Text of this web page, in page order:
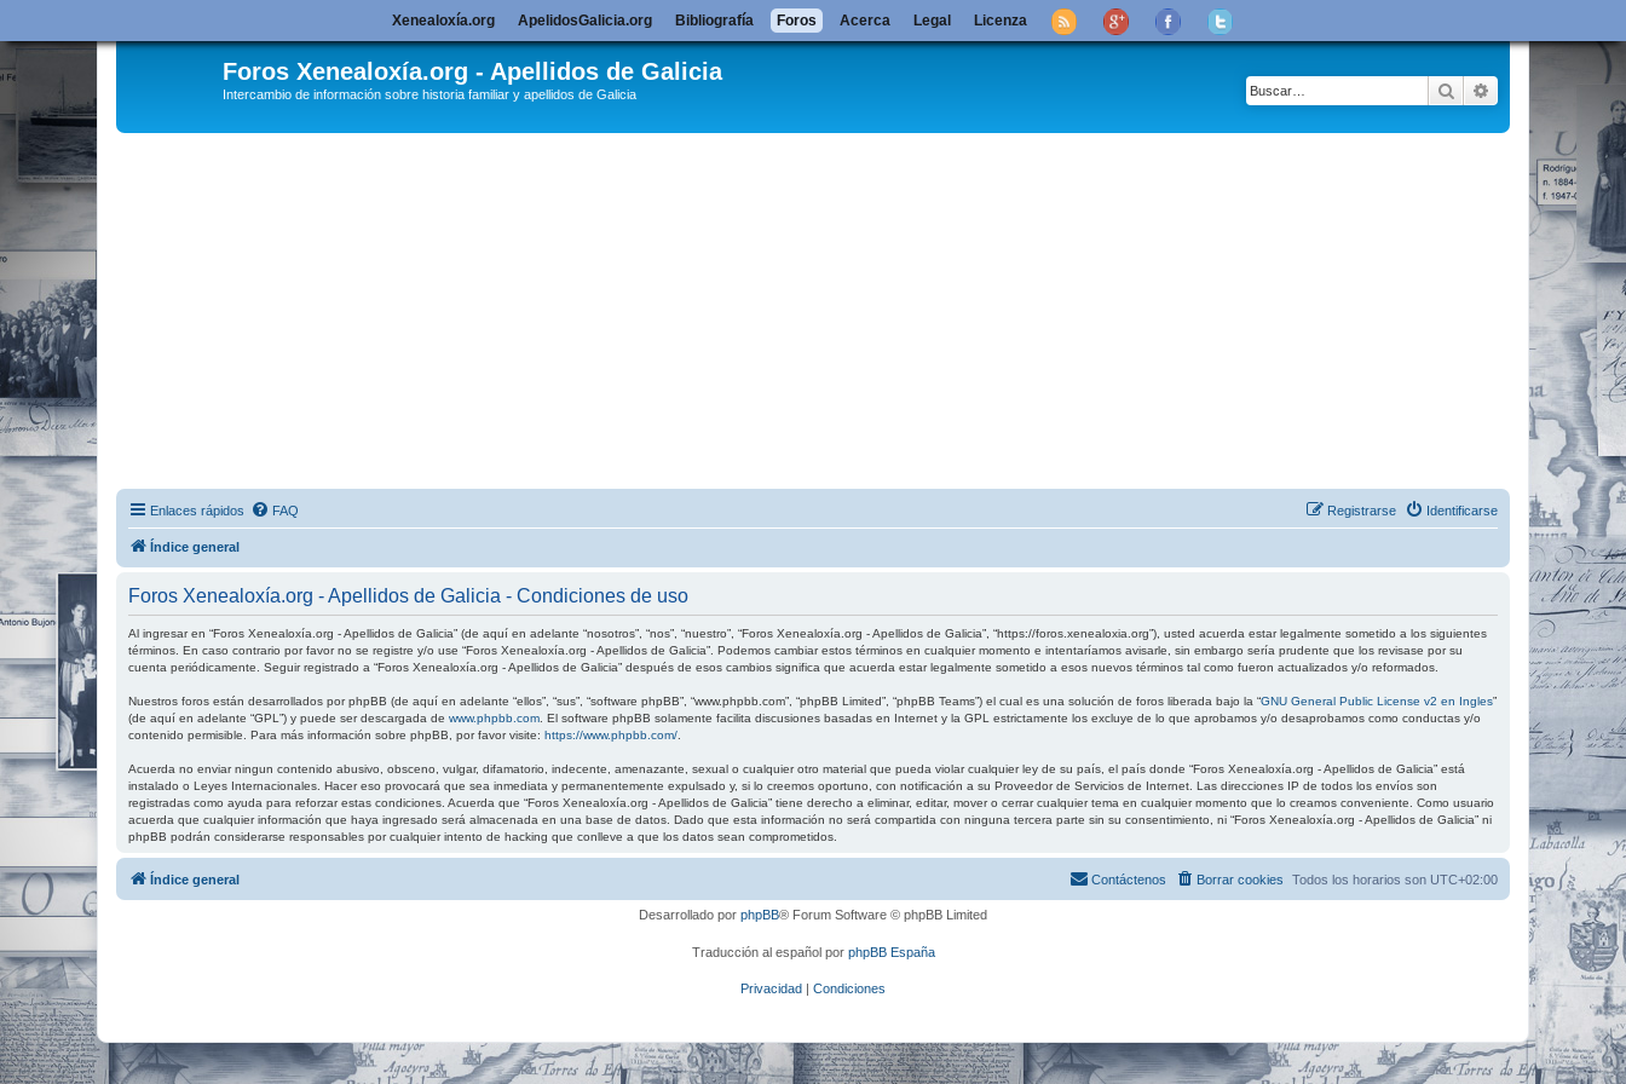
Foros Xenealoxía.org - Apellidos de Galicia
Intercambio de información sobre historia familiar y apellidos de Galicia Buscar Búsqueda
Enlaces rápidos FAQ Identificarse
Registrarse
Índice general
Foros Xenealoxía.org - Apellidos de Galicia - Condiciones de uso
Al ingresar en “Foros Xenealoxía.org - Apellidos de Galicia” (de aquí en adelante “nosotros”, “nos”, “nuestro”, “Foros Xenealoxía.org - Apellidos de Galicia”, “https://foros.xenealoxia.org”), usted acuerda estar legalmente sometido a los siguientes
términos. En caso contrario por favor no se registre y/o use “Foros Xenealoxía.org - Apellidos de Galicia”. Podemos cambiar estos términos en cualquier momento e intentaríamos avisarle, sin embargo sería prudente que los revisase por su
cuenta periódicamente. Seguir registrado a “Foros Xenealoxía.org - Apellidos de Galicia” después de esos cambios significa que acuerda estar legalmente sometido a esos nuevos términos tal como fueron actualizados y/o reformados.
Nuestros foros están desarrollados por phpBB (de aquí en adelante “ellos”, “sus”, “software phpBB”, “www.phpbb.com”, “phpBB Limited”, “phpBB Teams”) el cual es una solución de foros liberada bajo la “GNU General Public License v2 en Ingles”
(de aquí en adelante “GPL”) y puede ser descargada de www.phpbb.com . El software phpBB solamente facilita discusiones basadas en Internet y la GPL estrictamente los excluye de lo que aprobamos y/o desaprobamos como conductas y/o
contenido permisible. Para más información sobre phpBB, por favor visite: https://www.phpbb.com/
Acuerda no enviar ningun contenido abusivo, obsceno, vulgar, difamatorio, indecente, amenazante, sexual o cualquier otro material que pueda violar cualquier ley de su país, el país donde “Foros Xenealoxía.org - Apellidos de Galicia” está
instalado o Leyes Internacionales. Hacer eso provocará que sea inmediata y permanentemente expulsado y, si lo creemos oportuno, con notificación a su Proveedor de Servicios de Internet. Las direcciones IP de todos los envíos son
registradas como ayuda para reforzar estas condiciones. Acuerda que “Foros Xenealoxía.org - Apellidos de Galicia” tiene derecho a eliminar, editar, mover o cerrar cualquier tema en cualquier momento que lo creamos conveniente. Como usuario
acuerda que cualquier información que haya ingresado será almacenada en una base de datos. Dado que esta información no será compartida con ninguna tercera parte sin su consentimiento, ni “Foros Xenealoxía.org - Apellidos de Galicia” ni
phpBB podrán considerarse responsables por cualquier intento de hacking que conlleve a que los datos sean comprometidos.
Xenealoxía.org ApelidosGalicia.org Bibliografía Foros Acerca Legal Licenza
Índice general Todos los horarios son UTC+02:00
Borrar cookies
Contáctenos
Desarrollado por phpBB® Forum Software © phpBB Limited
Traducción al español por phpBB España
Privacidad | Condiciones